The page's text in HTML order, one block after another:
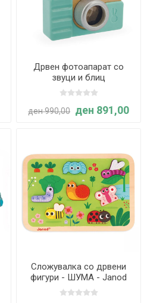
Дрвен фотоапарат со
звуци и блиц
ден 990,00 ден 891,00
Сложувалка со дрвени
фигури - ШУМА - Janod